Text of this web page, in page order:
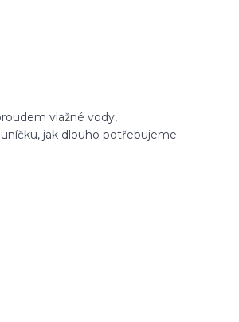
vlažné vody,
jak dlouho potřebujeme.